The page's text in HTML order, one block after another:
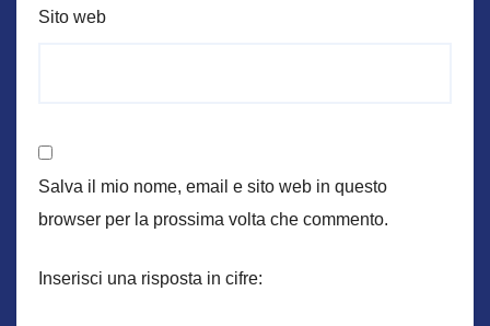
Sito web
Salva il mio nome, email e sito web in questo
browser per la prossima volta che commento.
Inserisci una risposta in cifre: